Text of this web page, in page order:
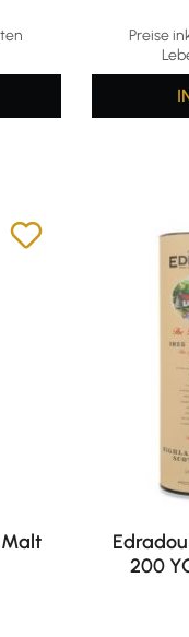
von 5 Sternen
Preise
Malt
200